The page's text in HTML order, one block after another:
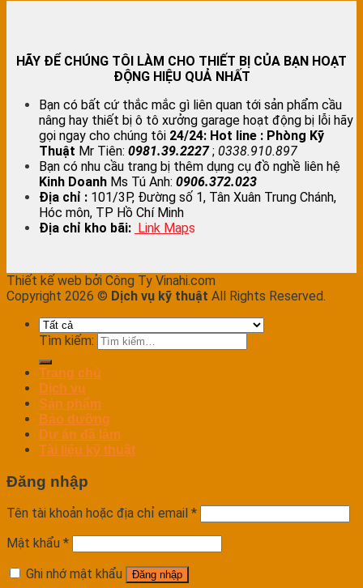
HÃY ĐỂ CHÚNG TÔI LÀM CHO THIẾT BỊ CỦA BẠN HOẠT
ĐỘNG HIỆU QUẢ NHẤT
Bạn có bất cứ thắc mắc gì liên quan tới sản phẩm cầu
nâng hay thiết bị ô tô xưởng garage hoạt động bị lỗi hãy
gọi ngay cho chúng tôi 24/24: Hot line : Phòng Kỹ
Thuật Mr Tiên: 0981.39.2227; 0338.910.897
Bạn có nhu cầu trang bị thêm dụng cụ đồ nghề liên hệ
Kinh Doanh Ms Tú Anh: 0906.372.023
Địa chỉ : 101/3P, Đường số 1, Tân Xuân Trung Chánh,
Hóc môn, TP Hồ Chí Minh
Địa chỉ kho bãi: Link Maps
Thiết kế web bởi Công Ty Vinahi.com
Copyright 2026 © Dịch vụ kỹ thuật All Rights Reserved.
Tìm kiếm:
Trang chủ
Dịch vụ
Sản phẩm
Bảo dưỡng
Dự án đã làm
Tài liệu kỹ thuật
Đăng nhập
Tên tài khoản hoặc địa chỉ email *
Mật khẩu *
Ghi nhớ mật khẩu
Đăng nhập